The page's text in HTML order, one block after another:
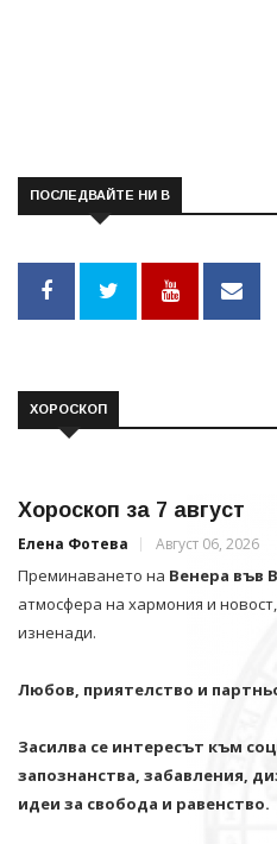
ПОСЛЕДВАЙТЕ НИ В
ХОРОСКОП
Хороскоп за 7 август
Елена Фотева Август 06, 2026
Преминаването на Венера във
атмосфера на хармония и
изненади.
Любов, приятелство и
Засилва се интересът към
запознанства, забавления,
идеи за свобода и равенство.